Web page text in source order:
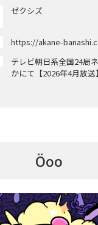
ゼクシズ
https://akane-
テレビ朝日系全国24局
かにて【2026年4月放送】
Öoo